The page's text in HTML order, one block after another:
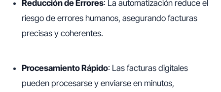
Reducción de Errores: La automatización reduce el
riesgo de errores humanos, asegurando facturas
precisas y coherentes.
Procesamiento Rápido: Las facturas digitales
pueden procesarse y enviarse en minutos,